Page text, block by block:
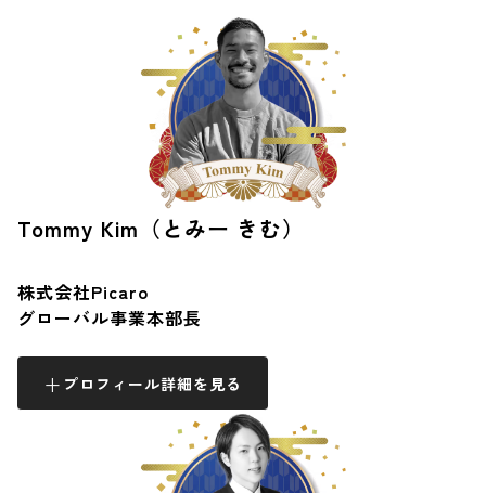
Tommy Kim（とみー きむ）
株式会社Picaro
グローバル事業本部長
プロフィール詳細を見る